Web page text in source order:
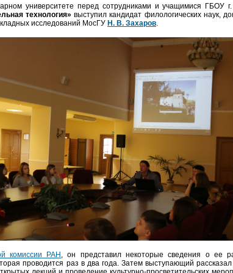
университете перед сотрудниками и учащимися ГБОУ
технология» выступил кандидат филологических наук,
исследований МосГУ Н. В. Захаров.
комиссии РАН , он представил некоторые сведения о ее
проводится раз в два года. Затем выступающий